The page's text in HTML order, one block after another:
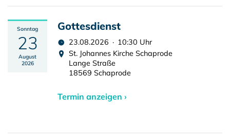
Sonntag
23
August
2026
Gottesdienst
23.08.2026 · 10:30 Uhr
St. Johannes Kirche Schaprode
Lange Straße
18569 Schaprode
Termin anzeigen ›